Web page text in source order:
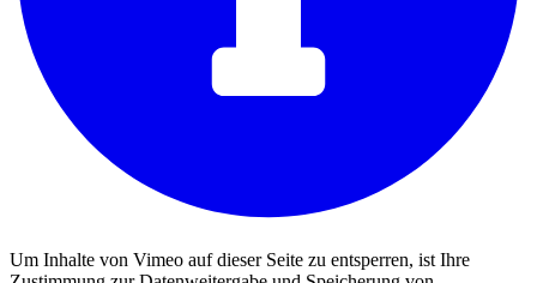
Um Inhalte von Vimeo auf dieser Seite zu entsperren, ist Ihre